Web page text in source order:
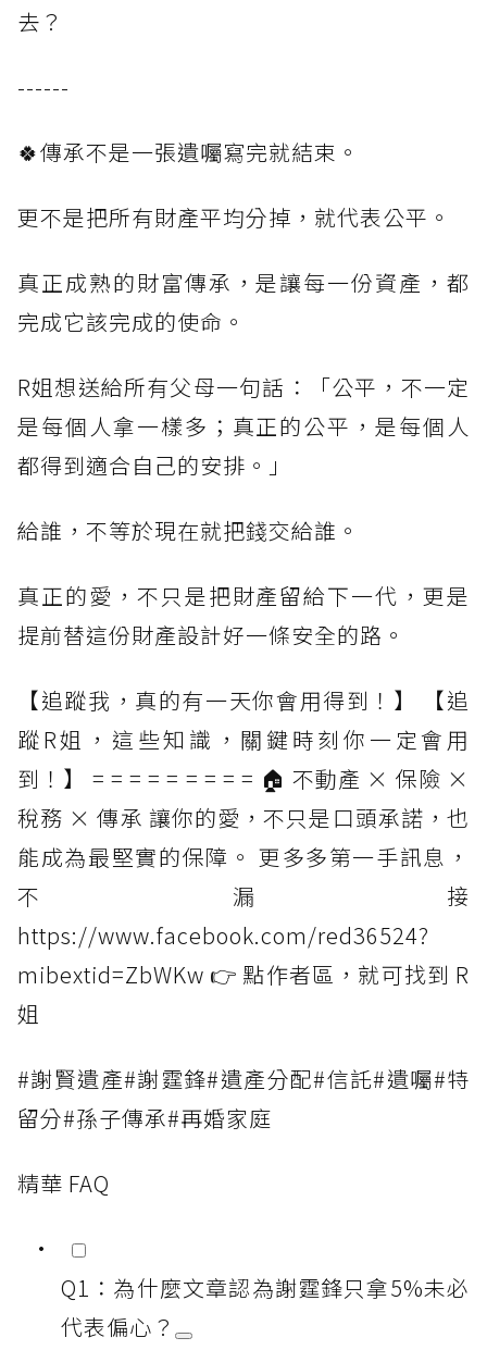
去？
------
🍀傳承不是一張遺囑寫完就結束。
更不是把所有財產平均分掉，就代表公平。
真正成熟的財富傳承，是讓每一份資產，都
完成它該完成的使命。
R姐想送給所有父母一句話：「公平，不一定
是每個人拿一樣多；真正的公平，是每個人
都得到適合自己的安排。」
給誰，不等於現在就把錢交給誰。
真正的愛，不只是把財產留給下一代，更是
提前替這份財產設計好一條安全的路。
【追蹤我，真的有一天你會用得到！】 【追
蹤R姐，這些知識，關鍵時刻你一定會用
到！】 = = = = = = = = = 🏠 不動產 × 保險 ×
稅務 × 傳承 讓你的愛，不只是口頭承諾，也
能成為最堅實的保障。 更多多第一手訊息，
不漏接
https://www.facebook.com/red36524?
mibextid=ZbWKw 👉 點作者區，就可找到 R
姐
#謝賢遺產#謝霆鋒#遺產分配#信託#遺囑#特
留分#孫子傳承#再婚家庭
精華 FAQ
Q1：為什麼文章認為謝霆鋒只拿5%未必
代表偏心？